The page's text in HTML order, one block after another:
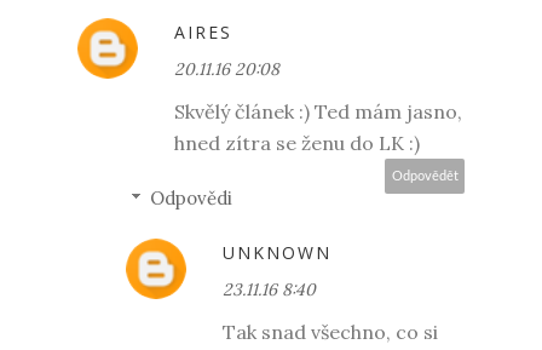
AIRES
20.11.16 20:08
Skvělý článek :) Ted mám jasno,
hned zítra se ženu do LK :)
Odpovědět
Odpovědi
UNKNOWN
23.11.16 8:40
Tak snad všechno, co si